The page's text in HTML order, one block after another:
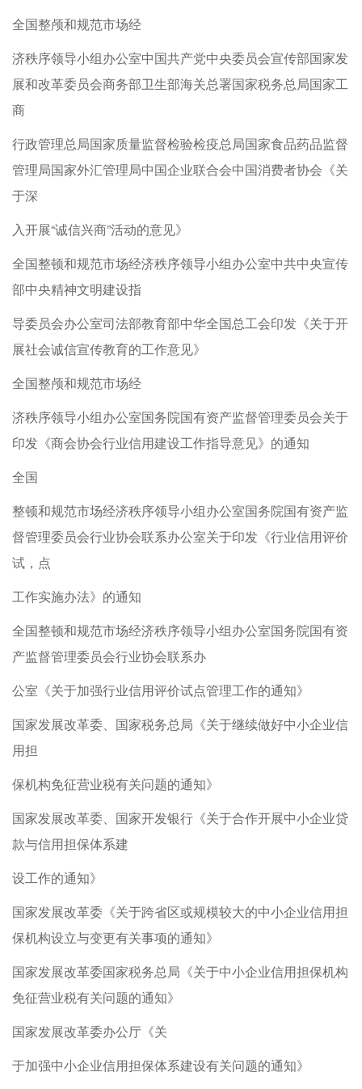
全国整颅和规范市场经
济秩序领导小组办公室中国共产党中央委员会宣传部国家发
展和改革委员会商务部卫生部海关总署国家税务总局国家工
商
行政管理总局国家质量监督检验检疫总局国家食品药品监督
管理局国家外汇管理局中国企业联合会中国消费者协会《关
于深
入开展“诚信兴商”活动的意见》
全国整顿和规范市场经济秩序领导小组办公室中共中央宣传
部中央精神文明建设指
导委员会办公室司法部教育部中华全国总工会印发《关于开
展社会诚信宣传教育的工作意见》
全国整颅和规范市场经
济秩序领导小组办公室国务院国有资产监督管理委员会关于
印发《商会协会行业信用建设工作指导意见》的通知
全国
整顿和规范市场经济秩序领导小组办公室国务院国有资产监
督管理委员会行业协会联系办公室关于印发《行业信用评价
试，点
工作实施办法》的通知
全国整顿和规范市场经济秩序领导小组办公室国务院国有资
产监督管理委员会行业协会联系办
公室《关于加强行业信用评价试点管理工作的通知》
国家发展改革委、国家税务总局《关于继续做好中小企业信
用担
保机构免征营业税有关问题的通知》
国家发展改革委、国家开发银行《关于合作开展中小企业贷
款与信用担保体系建
设工作的通知》
国家发展改革委《关于跨省区或规模较大的中小企业信用担
保机构设立与变更有关事项的通知》
国家发展改革委国家税务总局《关于中小企业信用担保机构
免征营业税有关问题的通知》
国家发展改革委办公厅《关
于加强中小企业信用担保体系建设有关问题的通知》